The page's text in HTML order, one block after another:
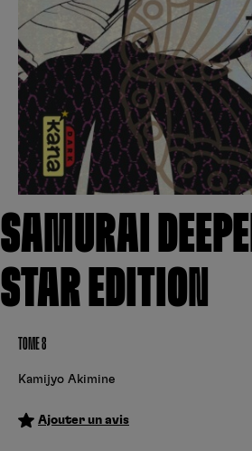
SAMURAI
STAR EDITION
TOME 8
Kamijyo Akimine
Ajouter un avis
Se connecter
Hunter x Hunter
Fire Force
Black Butler